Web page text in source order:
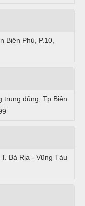
Biên Phủ, P.10,
trung dũng, Tp Biên
Bà Rịa - Vũng Tàu